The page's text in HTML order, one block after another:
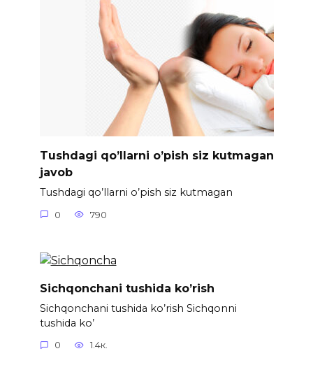
Tushdagi qo’llarni o’pish siz kutmagan
javob
Tushdagi qo’llarni o’pish siz kutmagan
0 790
Sichqonchani tushida ko’rish
Sichqonchani tushida ko’rish Sichqonni
tushida ko’
0 1.4к.